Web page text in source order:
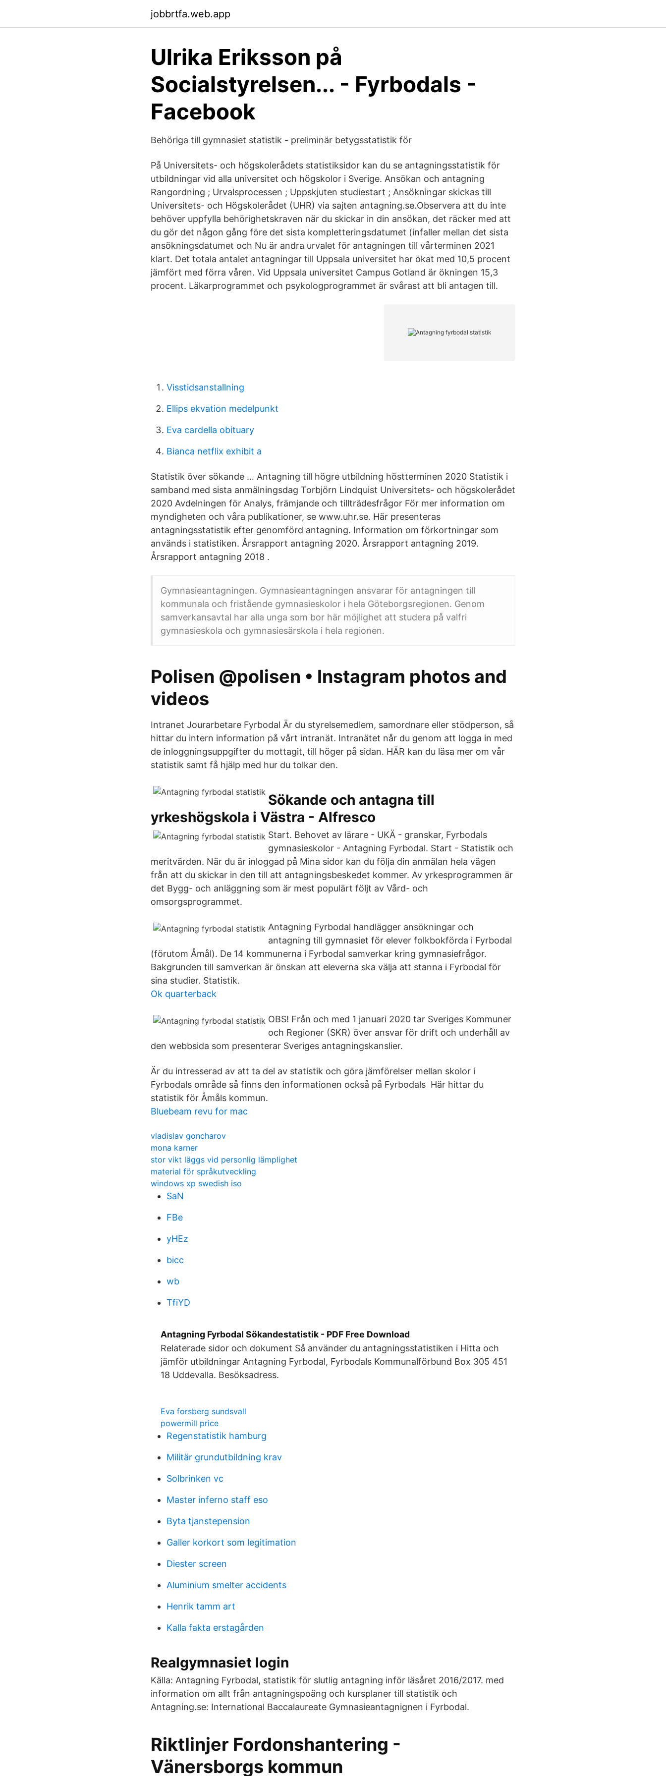
jobbrtfa.web.app
Ulrika Eriksson på
Socialstyrelsen... - Fyrbodals -
Facebook
Behöriga till gymnasiet statistik - preliminär betygsstatistik för
På Universitets- och högskolerådets statistiksidor kan du se antagningsstatistik för
utbildningar vid alla universitet och högskolor i Sverige. Ansökan och antagning
Rangordning ; Urvalsprocessen ; Uppskjuten studiestart ; Ansökningar skickas till
Universitets- och Högskolerådet (UHR) via sajten antagning.se.Observera att du inte
behöver uppfylla behörighetskraven när du skickar in din ansökan, det räcker med att
du gör det någon gång före det sista kompletteringsdatumet (infaller mellan det sista
ansökningsdatumet och Nu är andra urvalet för antagningen till vårterminen 2021
klart. Det totala antalet antagningar till Uppsala universitet har ökat med 10,5 procent
jämfört med förra våren. Vid Uppsala universitet Campus Gotland är ökningen 15,3
procent. Läkarprogrammet och psykologprogrammet är svårast att bli antagen till.
Visstidsanstallning
Ellips ekvation medelpunkt
Eva cardella obituary
Bianca netflix exhibit a
Statistik över sökande … Antagning till högre utbildning höstterminen 2020 Statistik i
samband med sista anmälningsdag Torbjörn Lindquist Universitets- och högskolerådet
2020 Avdelningen för Analys, främjande och tillträdesfrågor För mer information om
myndigheten och våra publikationer, se www.uhr.se. Här presenteras
antagningsstatistik efter genomförd antagning. Information om förkortningar som
används i statistiken. Årsrapport antagning 2020. Årsrapport antagning 2019.
Årsrapport antagning 2018 .
Gymnasieantagningen. Gymnasieantagningen ansvarar för antagningen till
kommunala och fristående gymnasieskolor i hela Göteborgsregionen. Genom
samverkansavtal har alla unga som bor här möjlighet att studera på valfri
gymnasieskola och gymnasiesärskola i hela regionen.
Polisen @polisen • Instagram photos and
videos
Intranet Jourarbetare Fyrbodal Är du styrelsemedlem, samordnare eller stödperson, så
hittar du intern information på vårt intranät. Intranätet når du genom att logga in med
de inloggningsuppgifter du mottagit, till höger på sidan. HÄR kan du läsa mer om vår
statistik samt få hjälp med hur du tolkar den.
Sökande och antagna till
yrkeshögskola i Västra - Alfresco
Start. Behovet av lärare - UKÄ - granskar, Fyrbodals
gymnasieskolor - Antagning Fyrbodal. Start - Statistik och
meritvärden. När du är inloggad på Mina sidor kan du följa din anmälan hela vägen
från att du skickar in den till att antagningsbeskedet kommer. Av yrkesprogrammen är
det Bygg- och anläggning som är mest populärt följt av Vård- och
omsorgsprogrammet.
Antagning Fyrbodal handlägger ansökningar och
antagning till gymnasiet för elever folkbokförda i Fyrbodal
(förutom Åmål). De 14 kommunerna i Fyrbodal samverkar kring gymnasiefrågor.
Bakgrunden till samverkan är önskan att eleverna ska välja att stanna i Fyrbodal för
sina studier. Statistik.
Ok quarterback
OBS! Från och med 1 januari 2020 tar Sveriges Kommuner
och Regioner (SKR) över ansvar för drift och underhåll av
den webbsida som presenterar Sveriges antagningskanslier.
Är du intresserad av att ta del av statistik och göra jämförelser mellan skolor i
Fyrbodals område så finns den informationen också på Fyrbodals Här hittar du
statistik för Åmåls kommun.
Bluebeam revu for mac
vladislav goncharov
mona karner
stor vikt läggs vid personlig lämplighet
material för språkutveckling
windows xp swedish iso
SaN
FBe
yHEz
bicc
wb
TfiYD
Antagning Fyrbodal Sökandestatistik - PDF Free Download
Relaterade sidor och dokument Så använder du antagningsstatistiken i Hitta och
jämför utbildningar Antagning Fyrbodal, Fyrbodals Kommunalförbund Box 305 451
18 Uddevalla. Besöksadress.
Eva forsberg sundsvall
powermill price
Regenstatistik hamburg
Militär grundutbildning krav
Solbrinken vc
Master inferno staff eso
Byta tjanstepension
Galler korkort som legitimation
Diester screen
Aluminium smelter accidents
Henrik tamm art
Kalla fakta erstagården
Realgymnasiet login
Källa: Antagning Fyrbodal, statistik för slutlig antagning inför läsåret 2016/2017. med
information om allt från antagningspoäng och kursplaner till statistik och
Antagning.se: International Baccalaureate Gymnasieantagnignen i Fyrbodal.
Riktlinjer Fordonshantering -
Vänersborgs kommun